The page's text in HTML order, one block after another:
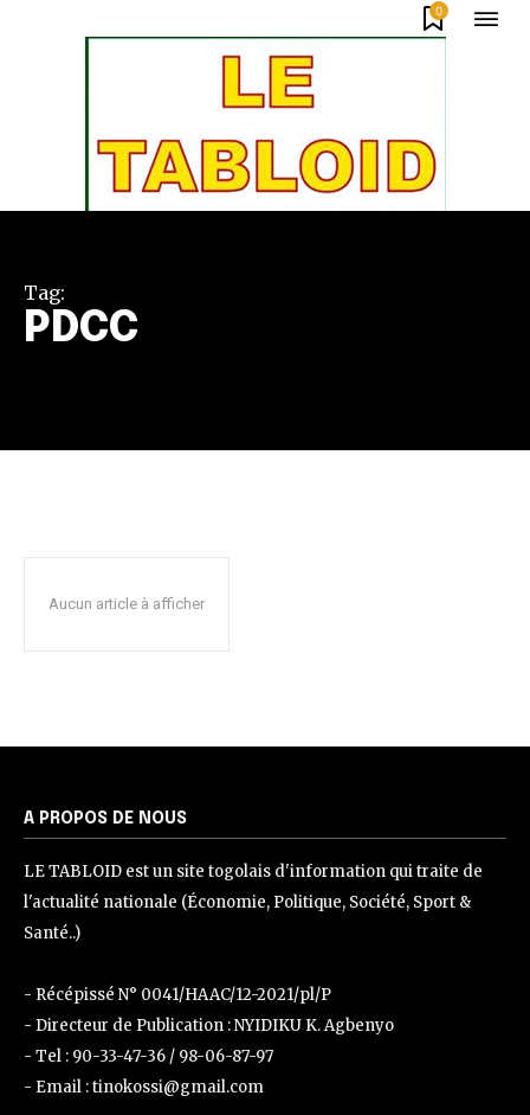
0
Tag:
PDCC
Aucun article à afficher
A PROPOS DE NOUS
LE TABLOID est un site togolais d'information qui traite de
l'actualité nationale (Économie, Politique, Société, Sport &
Santé..)
- Récépissé N° 0041/HAAC/12-2021/pl/P
- Directeur de Publication : NYIDIKU K. Agbenyo
- Tel : 90-33-47-36 / 98-06-87-97
- Email : tinokossi@gmail.com